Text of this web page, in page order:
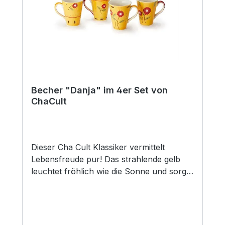
erhalten Sie so das perfekte Set für den
gedeckten Tisch und eine gemütliche Tea
Becher "Danja" im 4er Set von
ChaCult
Dieser Cha Cult Klassiker vermittelt
Lebensfreude pur! Das strahlende gelb
leuchtet fröhlich wie die Sonne und sorgt